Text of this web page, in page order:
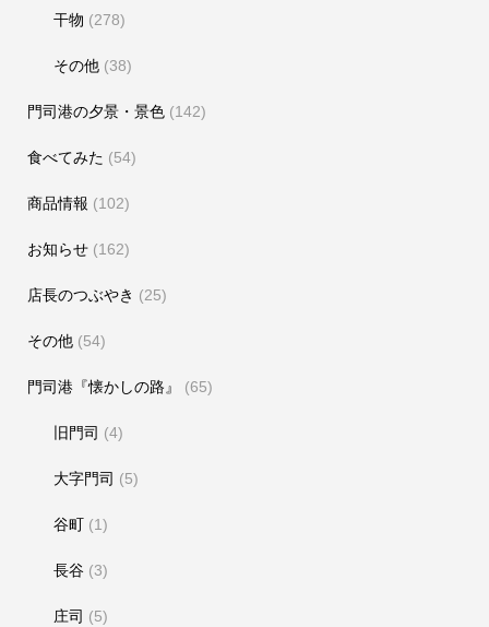
干物 (278)
その他 (38)
門司港の夕景・景色(142)
食べてみた (54)
商品情報 (102)
お知らせ(162)
店長のつぶやき (25)
その他(54)
門司港『懐かしの路』 (65)
旧門司 (4)
大字門司 (5)
谷町 (1)
長谷 (3)
庄司 (5)